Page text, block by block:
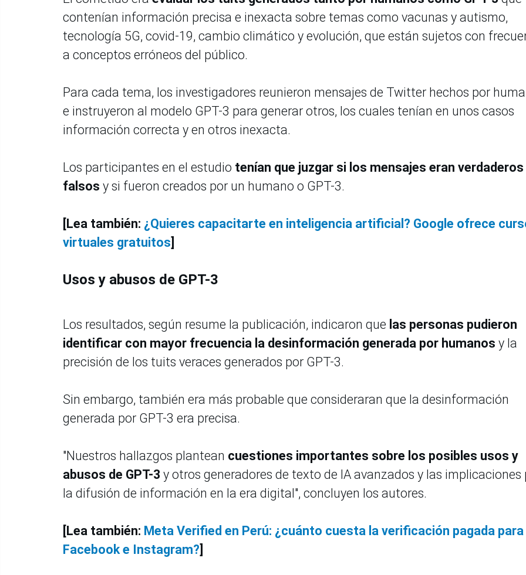
contenían información precisa e inexacta sobre temas como vacunas y autismo,
tecnología 5G, covid-19, cambio climático y evolución, que están sujetos con
a conceptos erróneos del público.
Para cada tema, los investigadores reunieron mensajes de Twitter hechos por
e instruyeron al modelo GPT-3 para generar otros, los cuales tenían en unos casos
información correcta y en otros inexacta.
Los participantes en el estudio tenían que juzgar si los mensajes eran
falsos y si fueron creados por un humano o GPT-3.
[Lea también: ¿Quieres capacitarte en inteligencia artificial? Google ofrece
virtuales gratuitos]
Usos y abusos de GPT-3
Los resultados, según resume la publicación, indicaron que las personas pudieron
identificar con mayor frecuencia la desinformación generada por humanos y la
precisión de los tuits veraces generados por GPT-3.
Sin embargo, también era más probable que consideraran que la desinformación
generada por GPT-3 era precisa.
"Nuestros hallazgos plantean cuestiones importantes sobre los posibles usos y
abusos de GPT-3 y otros generadores de texto de IA avanzados y las implicaciones
la difusión de información en la era digital", concluyen los autores.
[Lea también: Meta Verified en Perú: ¿cuánto cuesta la verificación pagada para
Facebook e Instagram?]